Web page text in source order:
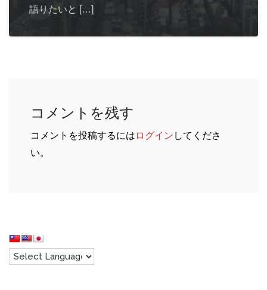
語りたいと […]
コメントを残す
コメントを投稿するには ログイン してくださ
い。